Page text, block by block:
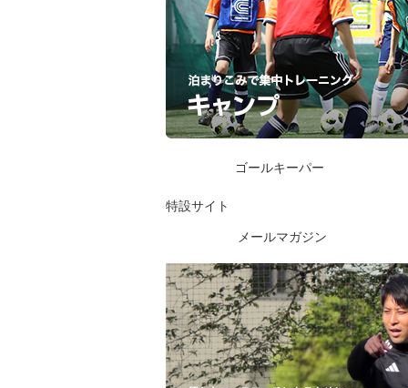
ゴールキーパー
特設サイト
メールマガジン